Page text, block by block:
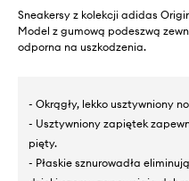
Sneakersy z kolekcji adidas
Model z gumową podeszwą
odporna na uszkodzenia.
- Okrągły, lekko usztywniony
- Usztywniony zapiętek
pięty.
- Płaskie sznurowadła